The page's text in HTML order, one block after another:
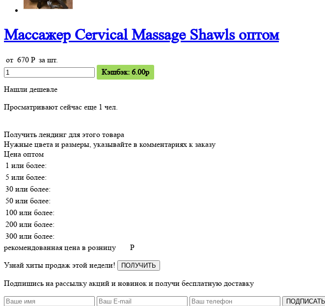
Массажер Cervical Massage Shawls оптом
от 670 Pза шт.
Кэшбэк: 6.00p
Нашли дешевле
Просматривают сейчас еще 1 чел.
Получить лендинг для этого товара
Нужные цвета и размеры, указывайте в комментариях к заказу
Цена оптом
1 или более:
5 или более:
30 или более:
50 или более:
100 или более:
200 или более:
300 или более:
рекомендованная цена в розницу
P
Узнай хиты продаж этой недели!
ПОЛУЧИТЬ
Подпишись на рассылку акций и новинок и получи бесплатную доставку